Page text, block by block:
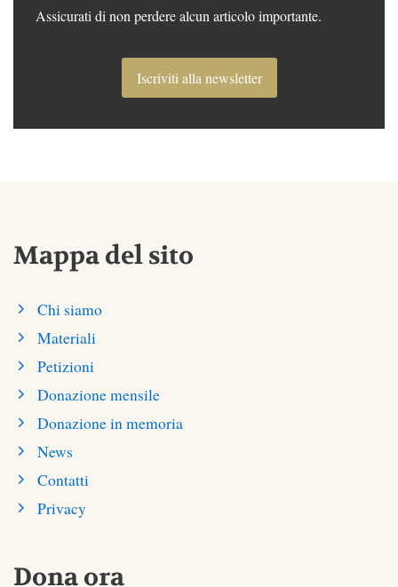
Assicurati di non perdere alcun articolo importante.
Iscriviti alla newsletter
Mappa del sito
Chi siamo
Materiali
Petizioni
Donazione mensile
Donazione in memoria
News
Contatti
Privacy
Dona ora